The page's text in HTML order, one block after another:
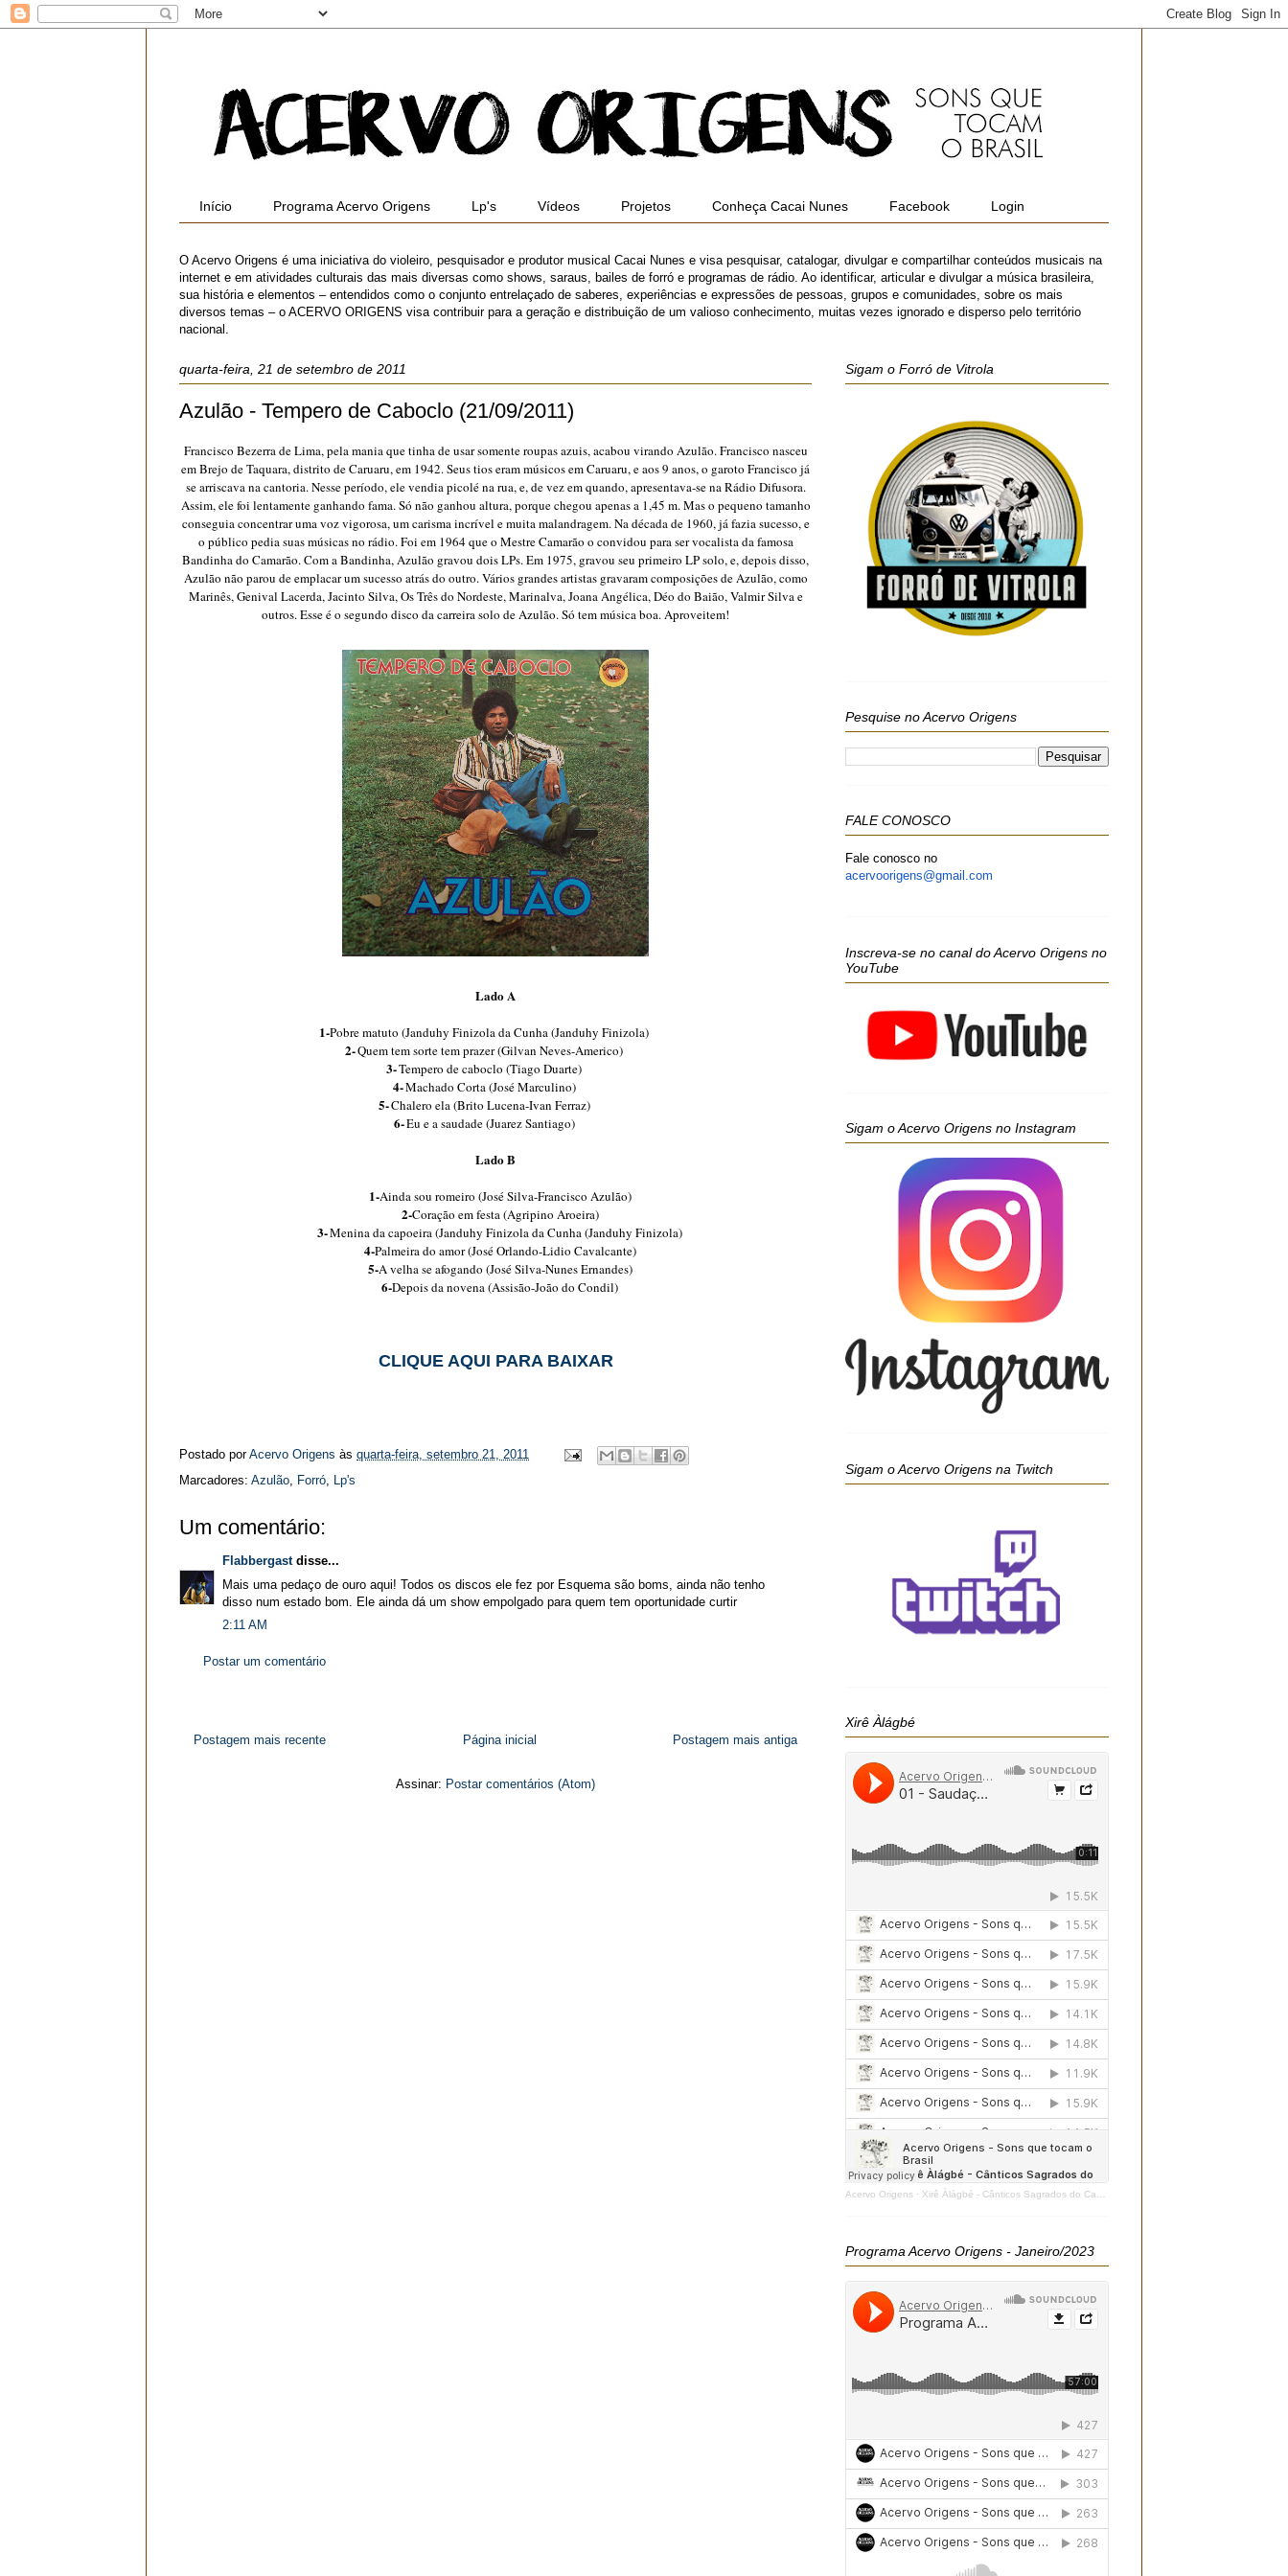
Início Programa Acervo Origens Lp's Vídeos Projetos Conheça Cacai Nunes Facebook Login
O Acervo Origens é uma iniciativa do violeiro, pesquisador e produtor musical Cacai Nunes e visa pesquisar, catalogar, divulgar e compartilhar conteúdos musicais na
internet e em atividades culturais das mais diversas como shows, saraus, bailes de forró e programas de rádio. Ao identificar, articular e divulgar a música brasileira,
sua história e elementos – entendidos como o conjunto entrelaçado de saberes, experiências e expressões de pessoas, grupos e comunidades, sobre os mais
diversos temas – o ACERVO ORIGENS visa contribuir para a geração e distribuição de um valioso conhecimento, muitas vezes ignorado e disperso pelo território
nacional.
quarta-feira, 21 de setembro de 2011
Azulão - Tempero de Caboclo (21/09/2011)
Francisco Bezerra de Lima, pela mania que tinha de usar somente roupas azuis, acabou virando Azulão. Francisco nasceu
em Brejo de Taquara, distrito de Caruaru, em 1942. Seus tios eram músicos em Caruaru, e aos 9 anos, o garoto Francisco já
se arriscava na cantoria. Nesse período, ele vendia picolé na rua, e, de vez em quando, apresentava-se na Rádio Difusora.
Assim, ele foi lentamente ganhando fama. Só não ganhou altura, porque chegou apenas a 1,45 m. Mas o pequeno tamanho
conseguia concentrar uma voz vigorosa, um carisma incrível e muita malandragem. Na década de 1960, já fazia sucesso, e
o público pedia suas músicas no rádio. Foi em 1964 que o Mestre Camarão o convidou para ser vocalista da famosa
Bandinha do Camarão. Com a Bandinha, Azulão gravou dois LPs. Em 1975, gravou seu primeiro LP solo, e, depois disso,
Azulão não parou de emplacar um sucesso atrás do outro. Vários grandes artistas gravaram composições de Azulão, como
Marinês, Genival Lacerda, Jacinto Silva, Os Três do Nordeste, Marinalva, Joana Angélica, Déo do Baião, Valmir Silva e
outros. Esse é o segundo disco da carreira solo de Azulão. Só tem música boa. Aproveitem!
Lado A
1-Pobre matuto (Janduhy Finizola da Cunha (Janduhy Finizola)
2-Quem tem sorte tem prazer (Gilvan Neves-Americo)
3-Tempero de caboclo (Tiago Duarte)
4-Machado Corta (José Marculino)
5-Chalero ela (Brito Lucena-Ivan Ferraz)
6-Eu e a saudade (Juarez Santiago)
Lado B
1-Ainda sou romeiro (José Silva-Francisco Azulão)
2-Coração em festa (Agripino Aroeira)
3-Menina da capoeira (Janduhy Finizola da Cunha (Janduhy Finizola)
4-Palmeira do amor (José Orlando-Lidio Cavalcante)
5-A velha se afogando (José Silva-Nunes Ernandes)
6-Depois da novena (Assisão-João do Condil)
CLIQUE AQUI PARA BAIXAR
Postado porAcervo Origens às quarta-feira, setembro 21, 2011
Marcadores: Azulão, Forró, Lp's
Um comentário:
Flabbergastdisse...
Mais uma pedaço de ouro aqui! Todos os discos ele fez por Esquema são boms, ainda não tenho
disso num estado bom. Ele ainda dá um show empolgado para quem tem oportunidade curtir
2:11 AM
Postar um comentário
Postagem mais recente Postagem mais antiga
Página inicial
Assinar: Postar comentários (Atom)
Sigam o Forró de Vitrola
Pesquise no Acervo Origens
FALE CONOSCO
Fale conosco no
acervoorigens@gmail.com
Inscreva-se no canal do Acervo Origens no
YouTube
Sigam o Acervo Origens no Instagram
Sigam o Acervo Origens na Twitch
Xirê Àlágbé
Acervo Origens · Xirê Àlágbé - Cânticos Sagrados do Candomblé - 2020
Programa Acervo Origens - Janeiro/2023